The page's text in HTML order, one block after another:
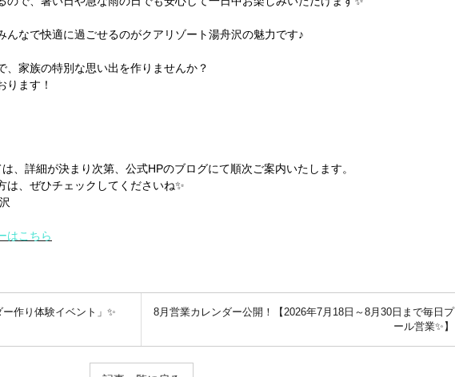
んなで快適に過ごせるのがクアリゾート湯舟沢の魅力です♪
家族の特別な思い出を作りませんか？
ります！
、詳細が決まり次第、公式HPのブログにて順次ご案内いたします。
は、ぜひチェックしてくださいね✨
はこちら
作り体験イベント」✨
8月営業カレンダー公開！【2026年7月18日～8月30日まで毎日プ
ール営業✨】